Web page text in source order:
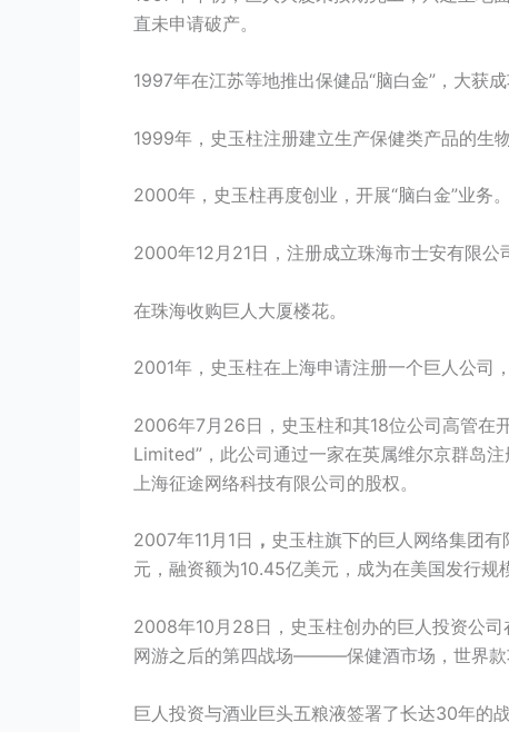
直未申请破产。
1997年在江苏等地推出保健品“脑白金”，大获成
1999年，史玉柱注册建立生产保健类产品的生
2000年，史玉柱再度创业，开展“脑白金”业务。
2000年12月21日，注册成立珠海市士安有限公
在珠海收购巨人大厦楼花。
2001年，史玉柱在上海申请注册一个巨人公司，
2006年7月26日，史玉柱和其18位公司高管
Limited”，此公司通过一家在英属维尔京群岛
上海征途网络科技有限公司的股权。
2007年11月1日 ， 史玉柱旗下的巨人网络集团
元，融资额为10.45亿美元，成为在美国发行规
2008年10月28日，史玉柱创办的巨人投资公司
网游之后的第四战场———保健酒市场，世界
巨人投资与酒业巨头五粮液签署了长达30年的